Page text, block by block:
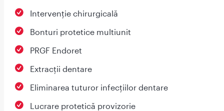
Intervenție chirurgicală
Bonturi protetice multiunit
PRGF Endoret
Extracții dentare
Eliminarea tuturor infecțiilor dentare
Lucrare protetică provizorie